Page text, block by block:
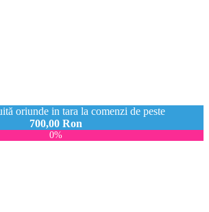
oriunde in tara la comenzi de peste
700,00 Ron
0%